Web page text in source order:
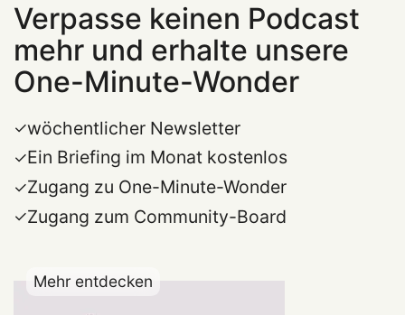
Verpasse keinen Podcast
mehr und erhalte unsere
One-Minute-Wonder
wöchentlicher Newsletter
Ein Briefing im Monat kostenlos
Zugang zu One-Minute-Wonder
Zugang zum Community-Board
Mehr entdecken